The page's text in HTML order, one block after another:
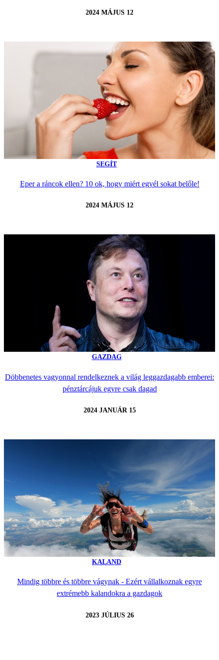
2024 MÁJUS 12
SEGÍT
Eper a ráncok ellen? 10 ok, hogy miért egyél sokat belőle!
2024 MÁJUS 12
GAZDAG
Döbbenetes vagyonnal rendelkeznek a világ leggazdagabb emberei:
pénztárcájuk egyre csak dagad
2024 JANUÁR 15
KALAND
Mindig többre és többre vágynak - Ezért vállalkoznak egyre
extrémebb kalandokra a gazdagok
2023 JÚLIUS 26